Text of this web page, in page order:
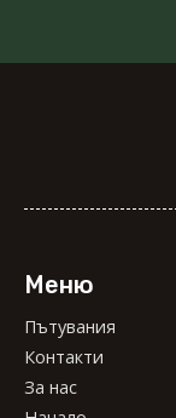
Меню
Пътувания
Пътувания
Контакти
Контакти
За нас